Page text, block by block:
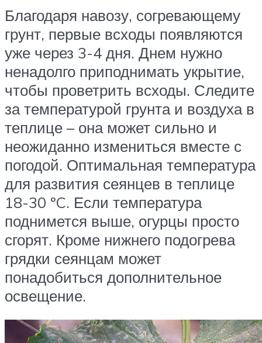
Благодаря навозу, согревающему
грунт, первые всходы появляются
уже через 3-4 дня. Днем нужно
ненадолго приподнимать укрытие,
чтобы проветрить всходы. Следите
за температурой грунта и воздуха в
теплице – она может сильно и
неожиданно измениться вместе с
погодой. Оптимальная температура
для развития сеянцев в теплице
18-30 ºC. Если температура
поднимется выше, огурцы просто
сгорят. Кроме нижнего подогрева
грядки сеянцам может
понадобиться дополнительное
освещение.